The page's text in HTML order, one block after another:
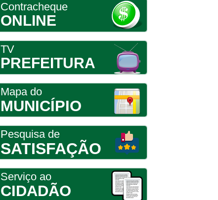
Contracheque
ONLINE
TV
PREFEITURA
Mapa do
MUNICÍPIO
Pesquisa de
SATISFAÇÃO
Serviço ao
CIDADÃO